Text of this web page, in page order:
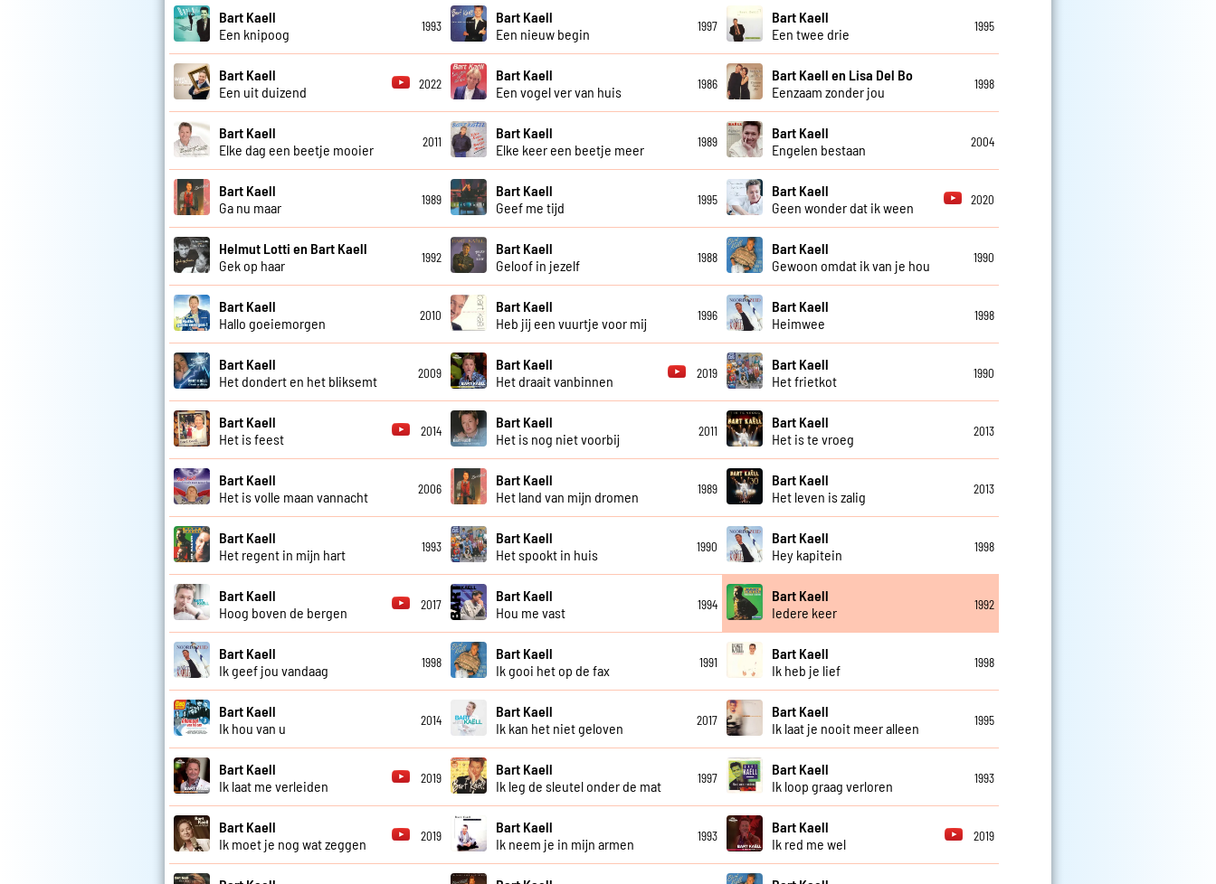
Bart Kaell
Een knipoog
1993
Bart Kaell
Een nieuw begin
1997
Bart Kaell
Een twee drie
1995
Bart Kaell
Een uit duizend
2022
Bart Kaell
Een vogel ver van huis
1986
Bart Kaell en Lisa Del Bo
Eenzaam zonder jou
1998
Bart Kaell
Elke dag een beetje mooier
2011
Bart Kaell
Elke keer een beetje meer
1989
Bart Kaell
Engelen bestaan
2004
Bart Kaell
Ga nu maar
1989
Bart Kaell
Geef me tijd
1995
Bart Kaell
Geen wonder dat ik ween
2020
Helmut Lotti en Bart Kaell
Gek op haar
1992
Bart Kaell
Geloof in jezelf
1988
Bart Kaell
Gewoon omdat ik van je hou
1990
Bart Kaell
Hallo goeiemorgen
2010
Bart Kaell
Heb jij een vuurtje voor mij
1996
Bart Kaell
Heimwee
1998
Bart Kaell
Het dondert en het bliksemt
2009
Bart Kaell
Het draait vanbinnen
2019
Bart Kaell
Het frietkot
1990
Bart Kaell
Het is feest
2014
Bart Kaell
Het is nog niet voorbij
2011
Bart Kaell
Het is te vroeg
2013
Bart Kaell
Het is volle maan vannacht
2006
Bart Kaell
Het land van mijn dromen
1989
Bart Kaell
Het leven is zalig
2013
Bart Kaell
Het regent in mijn hart
1993
Bart Kaell
Het spookt in huis
1990
Bart Kaell
Hey kapitein
1998
Bart Kaell
Hoog boven de bergen
2017
Bart Kaell
Hou me vast
1994
Bart Kaell
Iedere keer
1992
Bart Kaell
Ik geef jou vandaag
1998
Bart Kaell
Ik gooi het op de fax
1991
Bart Kaell
Ik heb je lief
1998
Bart Kaell
Ik hou van u
2014
Bart Kaell
Ik kan het niet geloven
2017
Bart Kaell
Ik laat je nooit meer alleen
1995
Bart Kaell
Ik laat me verleiden
2019
Bart Kaell
Ik leg de sleutel onder de mat
1997
Bart Kaell
Ik loop graag verloren
1993
Bart Kaell
Ik moet je nog wat zeggen
2019
Bart Kaell
Ik neem je in mijn armen
1993
Bart Kaell
Ik red me wel
2019